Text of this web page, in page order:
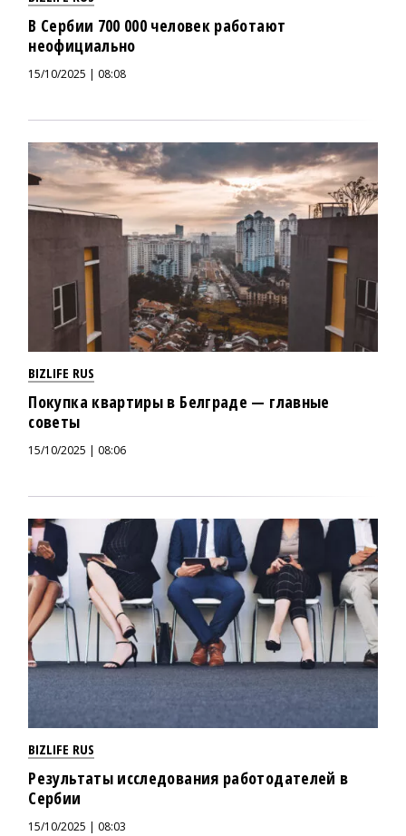
В Сербии 700 000 человек работают
неофициально
15/10/2025 | 08:08
BIZLIFE RUS
Покупка квартиры в Белграде — главные
советы
15/10/2025 | 08:06
BIZLIFE RUS
Результаты исследования работодателей в
Сербии
15/10/2025 | 08:03